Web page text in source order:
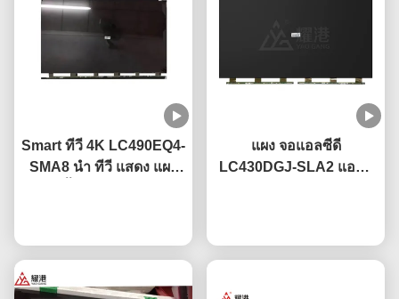
Smart ทีวี 4K LC490EQ4-
SMA8 นำ ทีวี แสดง แผง
แผง จอแอลซีดี
LC430DGJ-SLA2 แอลจี